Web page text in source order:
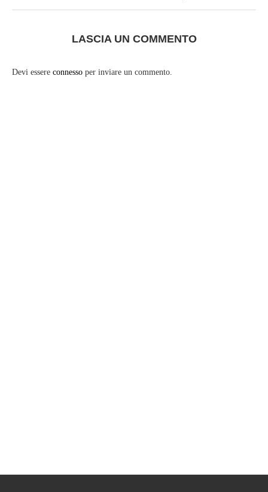
LASCIA UN COMMENTO
Devi essere connesso per inviare un commento.